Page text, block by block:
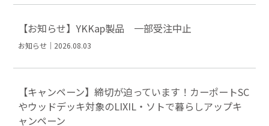
【お知らせ】YKKap製品 一部受注中止
お知らせ｜2026.08.03
【キャンペーン】締切が迫っています！カーポートSC
やウッドデッキ対象のLIXIL・ソトで暮らしアップキ
ャンペーン